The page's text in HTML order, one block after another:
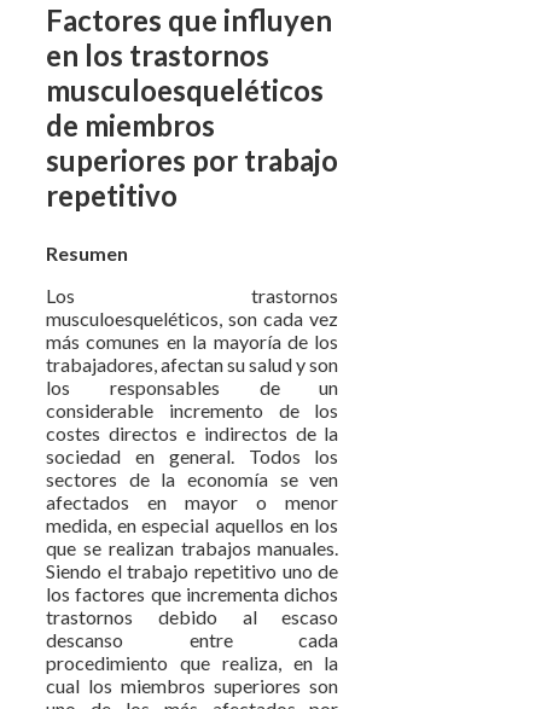
Factores que influyen
en los trastornos
musculoesqueléticos
de miembros
superiores por trabajo
repetitivo
Resumen
Los trastornos
musculoesqueléticos, son cada vez
más comunes en la mayoría de los
trabajadores, afectan su salud y son
los responsables de un
considerable incremento de los
costes directos e indirectos de la
sociedad en general. Todos los
sectores de la economía se ven
afectados en mayor o menor
medida, en especial aquellos en los
que se realizan trabajos manuales.
Siendo el trabajo repetitivo uno de
los factores que incrementa dichos
trastornos debido al escaso
descanso entre cada
procedimiento que realiza, en la
cual los miembros superiores son